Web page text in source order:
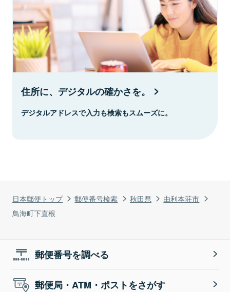
日本郵便トップ 郵便番号検索 秋田県
由利本荘市
鳥海町下直根
住所に、デジタルの確かさを。
デジタルアドレスで入力も検索もスムーズに。
郵便番号を調べる
郵便局・ATM・ポストをさがす